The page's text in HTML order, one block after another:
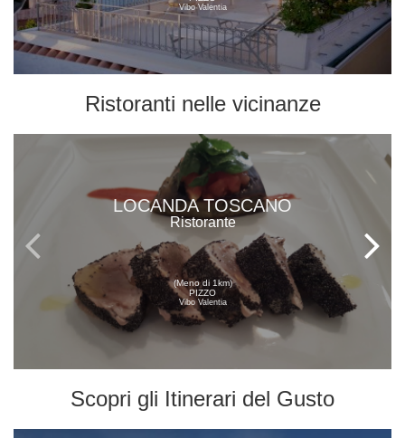
Vibo Valentia
Ristoranti nelle vicinanze
LOCANDA TOSCANO
Ristorante
(Meno di 1km)
PIZZO
Vibo Valentia
Scopri gli Itinerari del Gusto